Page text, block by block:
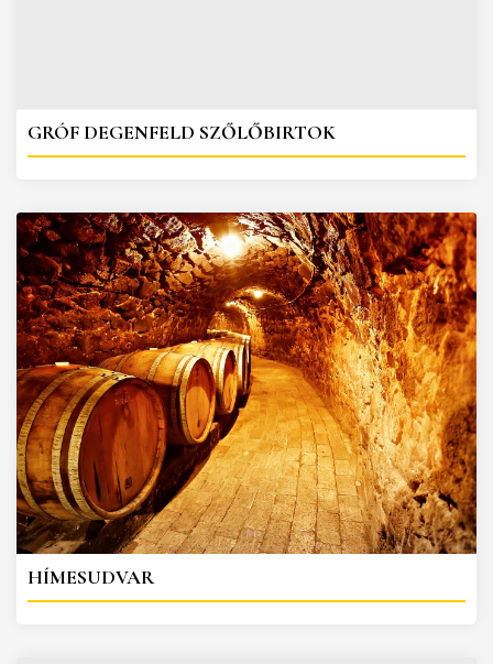
GRÓF DEGENFELD SZŐLŐBIRTOK
HÍMESUDVAR